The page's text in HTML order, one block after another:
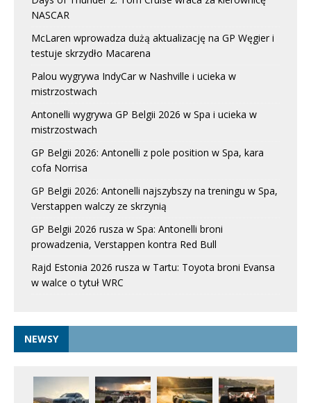
NASCAR
McLaren wprowadza dużą aktualizację na GP Węgier i
testuje skrzydło Macarena
Palou wygrywa IndyCar w Nashville i ucieka w
mistrzostwach
Antonelli wygrywa GP Belgii 2026 w Spa i ucieka w
mistrzostwach
GP Belgii 2026: Antonelli z pole position w Spa, kara
cofa Norrisa
GP Belgii 2026: Antonelli najszybszy na treningu w Spa,
Verstappen walczy ze skrzynią
GP Belgii 2026 rusza w Spa: Antonelli broni
prowadzenia, Verstappen kontra Red Bull
Rajd Estonia 2026 rusza w Tartu: Toyota broni Evansa
w walce o tytuł WRC
NEWSY